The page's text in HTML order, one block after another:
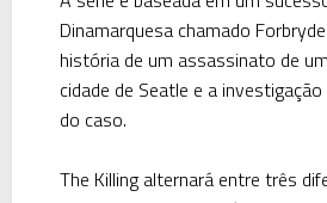
Dinamarquesa chamado
história de um assassinato de
cidade de Seatle e a
do caso.
The Killing alternará entre três